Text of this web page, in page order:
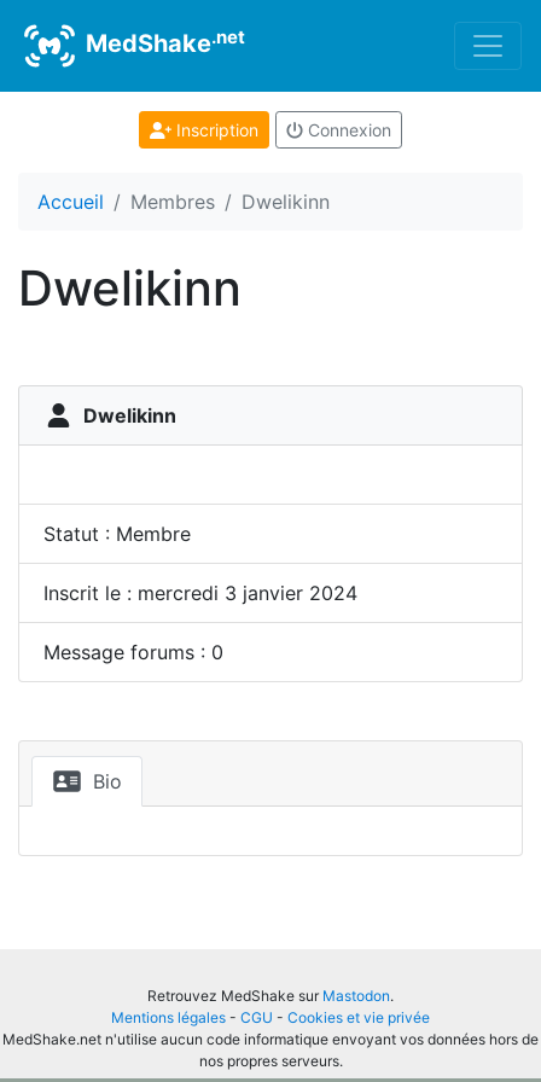
MedShake.net
Inscription Connexion
Accueil Membres Dwelikinn
Dwelikinn
Dwelikinn
Statut : Membre
Inscrit le : mercredi 3 janvier 2024
Message forums : 0
Bio
Retrouvez MedShake sur Mastodon.
Mentions légales - CGU - Cookies et vie privée
MedShake.net n'utilise aucun code informatique envoyant vos données hors de
nos propres serveurs.